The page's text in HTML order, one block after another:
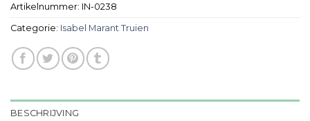
Artikelnummer: IN-0238
Categorie: Isabel Marant Truien
BESCHRIJVING